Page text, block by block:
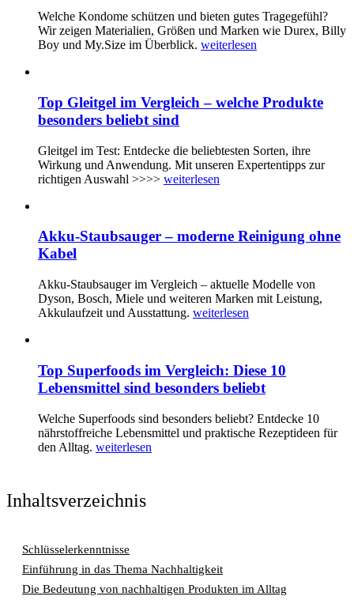
Welche Kondome schützen und bieten gutes Tragegefühl?
Wir zeigen Materialien, Größen und Marken wie Durex, Billy
Boy und My.Size im Überblick. weiterlesen
Top Gleitgel im Vergleich – welche Produkte
besonders beliebt sind
Gleitgel im Test: Entdecke die beliebtesten Sorten, ihre
Wirkung und Anwendung. Mit unseren Expertentipps zur
richtigen Auswahl >>>> weiterlesen
Akku-Staubsauger – moderne Reinigung ohne
Kabel
Akku-Staubsauger im Vergleich – aktuelle Modelle von
Dyson, Bosch, Miele und weiteren Marken mit Leistung,
Akkulaufzeit und Ausstattung. weiterlesen
Top Superfoods im Vergleich: Diese 10
Lebensmittel sind besonders beliebt
Welche Superfoods sind besonders beliebt? Entdecke 10
nährstoffreiche Lebensmittel und praktische Rezeptideen für
den Alltag. weiterlesen
Inhaltsverzeichnis
Schlüsselerkenntnisse
Einführung in das Thema Nachhaltigkeit
Die Bedeutung von nachhaltigen Produkten im Alltag